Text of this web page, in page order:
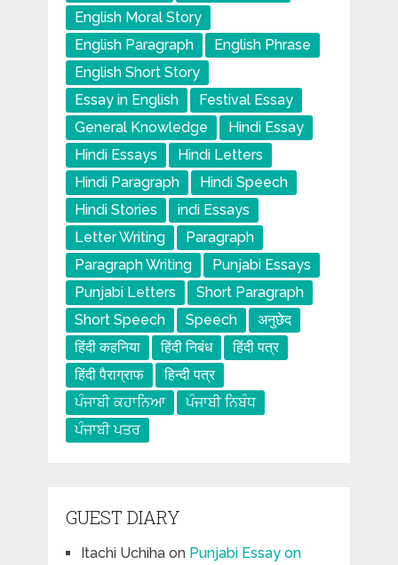
English Moral Story
English Paragraph
English Phrase
English Short Story
Essay in English
Festival Essay
General Knowledge
Hindi Essay
Hindi Essays
Hindi Letters
Hindi Paragraph
Hindi Speech
Hindi Stories
indi Essays
Letter Writing
Paragraph
Paragraph Writing
Punjabi Essays
Punjabi Letters
Short Paragraph
Short Speech
Speech
अनुछेद
हिंदी कहनिया
हिंदी निबंध
हिंदी पत्र
हिंदी पैराग्राफ
हिन्दी पत्र
ਪੰਜਾਬੀ ਕਹਾਨਿਆ
ਪੰਜਾਬੀ ਨਿਬੰਧ
ਪੰਜਾਬੀ ਪਤਰ
GUEST DIARY
Itachi Uchihaon Punjabi Essay on